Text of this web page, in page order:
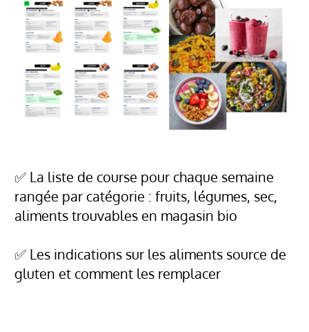
✅ La liste de course pour chaque semaine
rangée par catégorie : fruits, légumes, sec,
aliments trouvables en magasin bio
✅ Les indications sur les aliments source de
gluten et comment les remplacer